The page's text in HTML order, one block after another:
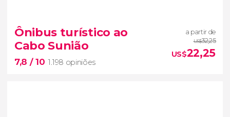
1.309 opiniões
Conheça três lindas ilhas gregas
Ônibus turístico ao
Cabo Sunião
7,8 / 10 1.198 opiniões
a partir de
US$32,25
US$22,25